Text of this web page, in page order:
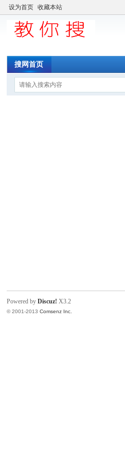
设为首页 收藏本站
搜网首页
Powered byDiscuz! X3.2
© 2001-2013Comsenz Inc.